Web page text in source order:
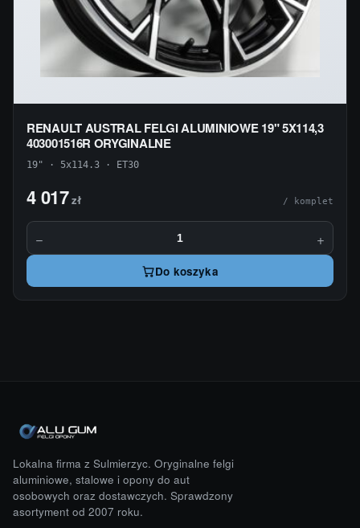
RENAULT AUSTRAL FELGI ALUMINIOWE 19" 5X114,3
403001516R ORYGINALNE
19" · 5x114.3 · ET30
4 017zł / komplet
− +
Do koszyka
Lokalna firma z Sulmierzyc. Oryginalne felgi
aluminiowe, stalowe i opony do aut
osobowych oraz dostawczych. Sprawdzony
asortyment od 2007 roku.